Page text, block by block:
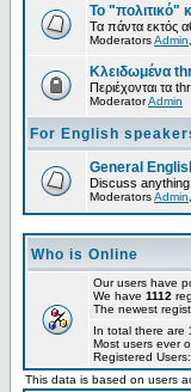
Το "πολιτικό"
Τα πάντα εκτός
ModeratorsAdmin
Κλειδωμένα
Περιέχονται τα
ModeratorAdmin
For English
General
Discuss
ModeratorsAdmin
Who is Online
Our users have
We have 1112
The newest
In total there are
Most users ever
Registered
This data is based on users